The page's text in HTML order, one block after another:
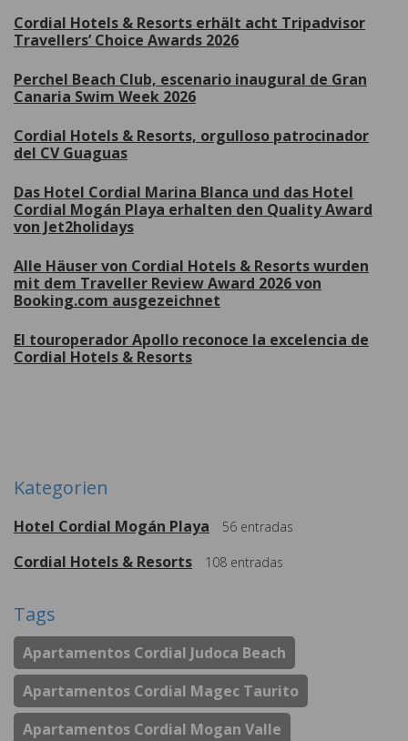
Cordial Hotels & Resorts erhält acht Tripadvisor
Travellers’ Choice Awards 2026
Perchel Beach Club, escenario inaugural de Gran
Canaria Swim Week 2026
Cordial Hotels & Resorts, orgulloso patrocinador
del CV Guaguas
Das Hotel Cordial Marina Blanca und das Hotel
Cordial Mogán Playa erhalten den Quality Award
von Jet2holidays
Alle Häuser von Cordial Hotels & Resorts wurden
mit dem Traveller Review Award 2026 von
Booking.com ausgezeichnet
El touroperador Apollo reconoce la excelencia de
Cordial Hotels & Resorts
Kategorien
Hotel Cordial Mogán Playa 56 entradas
Cordial Hotels & Resorts 108 entradas
Tags
Apartamentos Cordial Judoca Beach
Apartamentos Cordial Magec Taurito
Apartamentos Cordial Mogan Valle